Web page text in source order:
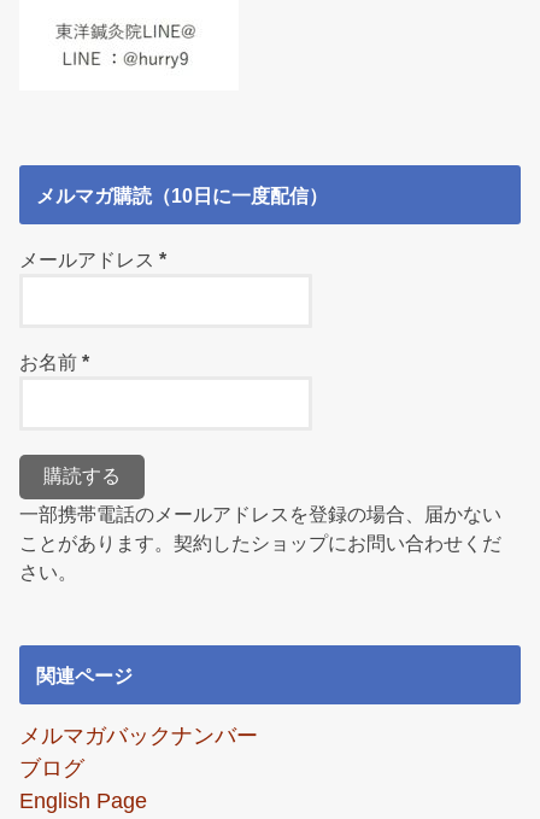
メルマガ購読（10日に一度配信）
メールアドレス*
お名前*
一部携帯電話のメールアドレスを登録の場合、届かない
ことがあります。契約したショップにお問い合わせくだ
さい。
関連ページ
メルマガバックナンバー
ブログ
English Page